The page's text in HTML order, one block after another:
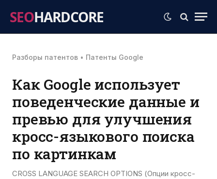
SEOHARDCORE
Разборы патентов • Патенты Google
Как Google использует
поведенческие данные и
превью для улучшения
кросс-языкового поиска
по картинкам
CROSS LANGUAGE SEARCH OPTIONS (Опции кросс-